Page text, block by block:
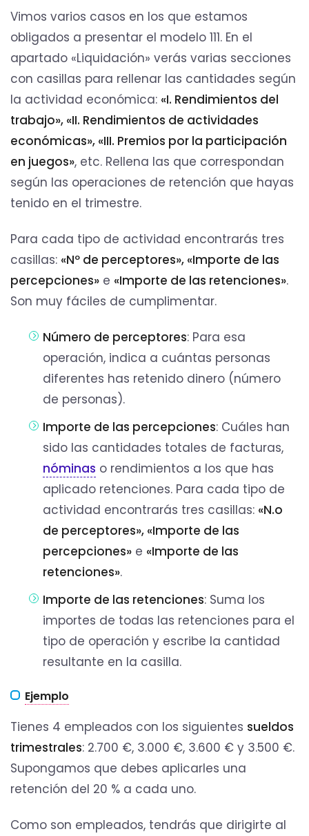
Vimos varios casos en los que estamos
obligados a presentar el modelo 111. En el
apartado «Liquidación» verás varias secciones
con casillas para rellenar las cantidades según
la actividad económica: «I. Rendimientos del
trabajo», «II. Rendimientos de actividades
económicas», «III. Premios por la participación
en juegos», etc. Rellena las que correspondan
según las operaciones de retención que hayas
tenido en el trimestre.
Para cada tipo de actividad encontrarás tres
casillas: «Nº de perceptores», «Importe de las
percepciones» e «Importe de las retenciones».
Son muy fáciles de cumplimentar.
Número de perceptores: Para esa
operación, indica a cuántas personas
diferentes has retenido dinero (número
de personas).
Importe de las percepciones: Cuáles han
sido las cantidades totales de facturas,
nóminas o rendimientos a los que has
aplicado retenciones. Para cada tipo de
actividad encontrarás tres casillas: «N.o
de perceptores», «Importe de las
percepciones» e «Importe de las
retenciones».
Importe de las retenciones: Suma los
importes de todas las retenciones para el
tipo de operación y escribe la cantidad
resultante en la casilla.
Ejemplo
Tienes 4 empleados con los siguientes sueldos
trimestrales: 2.700 €, 3.000 €, 3.600 € y 3.500 €.
Supongamos que debes aplicarles una
retención del 20 % a cada uno.
Como son empleados, tendrás que dirigirte al